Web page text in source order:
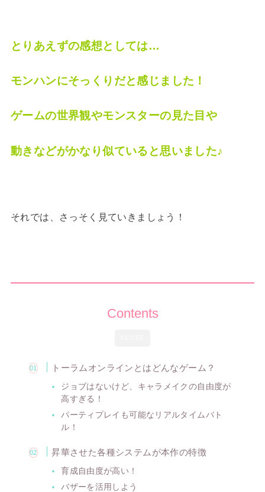
とりあえずの感想としては…
モンハンにそっくりだと感じました！
ゲームの世界観やモンスターの見た目や
動きなどがかなり似ていると思いました♪
それでは、さっそく見ていきましょう！
Contents
トーラムオンラインとはどんなゲーム？
ジョブはないけど、キャラメイクの自由度が
高すぎる！
パーティプレイも可能なリアルタイムバト
ル！
昇華させた各種システムが本作の特徴
育成自由度が高い！
バザーを活用しよう